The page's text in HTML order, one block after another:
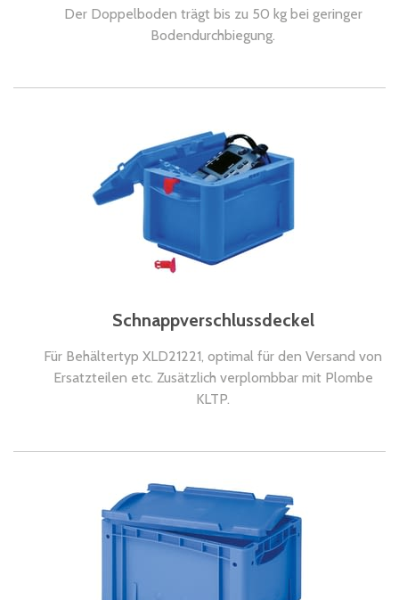
Der Doppelboden trägt bis zu 50 kg bei geringer
Bodendurchbiegung.
Schnappverschlussdeckel
Für Behältertyp XLD21221, optimal für den Versand von
Ersatzteilen etc. Zusätzlich verplombbar mit Plombe
KLTP.